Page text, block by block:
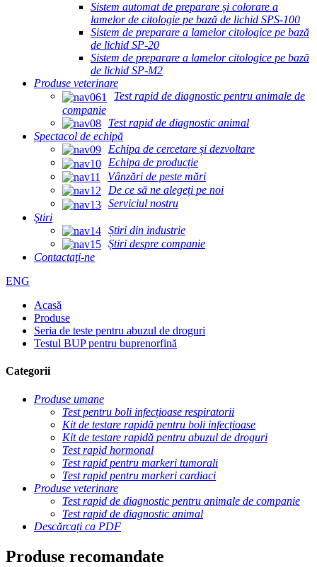
Sistem automat de preparare și colorare a
lamelor de citologie pe bază de lichid SPS-100
Sistem de preparare a lamelor citologice pe bază
de lichid SP-20
Sistem de preparare a lamelor citologice pe bază
de lichid SP-M2
Produse veterinare
Test rapid de diagnostic pentru animale de
companie
Test rapid de diagnostic animal
Spectacol de echipă
Echipa de cercetare și dezvoltare
Echipa de producție
Vânzări de peste mări
De ce să ne alegeți pe noi
Serviciul nostru
Ştiri
Știri din industrie
Știri despre companie
Contactaţi-ne
ENG
Acasă
Produse
Seria de teste pentru abuzul de droguri
Testul BUP pentru buprenorfină
Categorii
Produse umane
Test pentru boli infecțioase respiratorii
Kit de testare rapidă pentru boli infecțioase
Kit de testare rapidă pentru abuzul de droguri
Test rapid hormonal
Test rapid pentru markeri tumorali
Test rapid pentru markeri cardiaci
Produse veterinare
Test rapid de diagnostic pentru animale de companie
Test rapid de diagnostic animal
Descărcați ca PDF
Produse recomandate